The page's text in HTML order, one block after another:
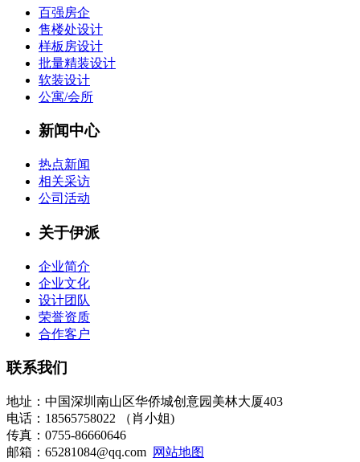
百强房企
售楼处设计
样板房设计
批量精装设计
软装设计
公寓/会所
新闻中心
热点新闻
相关采访
公司活动
关于伊派
企业简介
企业文化
设计团队
荣誉资质
合作客户
联系我们
地址：中国深圳南山区华侨城创意园美林大厦403
电话：18565758022 （肖小姐)
传真：0755-86660646
邮箱：65281084@qq.com 网站地图